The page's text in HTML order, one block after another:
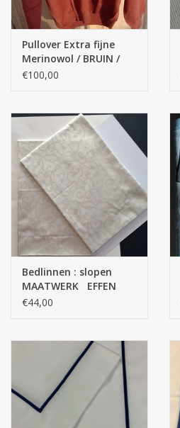
Pullover Extra fijne
Merinowol / BRUIN /
ROEI
€100,00
Bedlinnen : slopen
MAATWERK EFFEN
KLEUREN / 600 Thread
€44,00